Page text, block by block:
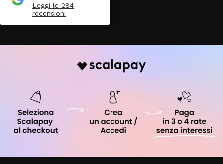
Leggi le 284
recensioni